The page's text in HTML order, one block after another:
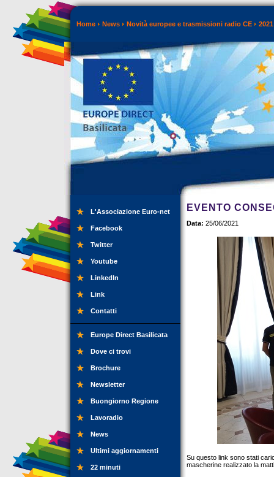
Home News Novità europee e trasmissioni radio CE 2021
L'Associazione Euro-net
Facebook
Twitter
Youtube
LinkedIn
Link
Contatti
Europe Direct Basilicata
Dove ci trovi
Brochure
Newsletter
Buongiorno Regione
Lavoradio
News
Ultimi aggiornamenti
22 minuti
EVENTO
Data: 25/06/2021
Su questo link sono stati
mascherine realizzato la